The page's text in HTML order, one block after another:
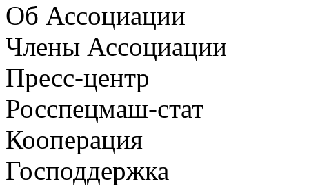
Об Ассоциации
Члены Ассоциации
Пресс-центр
Росспецмаш-стат
Кооперация
Господдержка